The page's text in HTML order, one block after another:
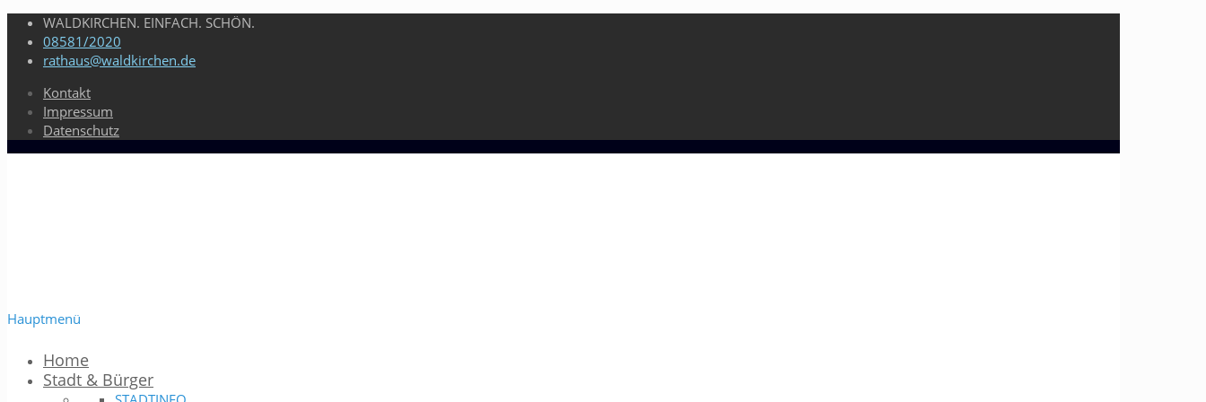
WALDKIRCHEN. EINFACH. SCHÖN.
08581/2020
rathaus@waldkirchen.de
Kontakt
Impressum
Datenschutz
Hauptmenü
Home
Stadt & Bürger